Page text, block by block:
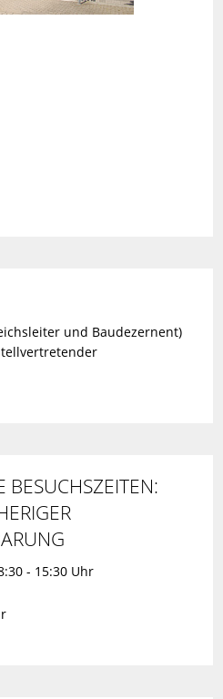
und Baudezernent)
BESUCHSZEITEN:
- 15:30 Uhr